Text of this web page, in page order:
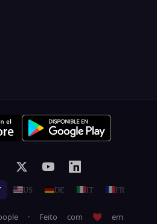
US DE IT FR
· Feito com ♥ em